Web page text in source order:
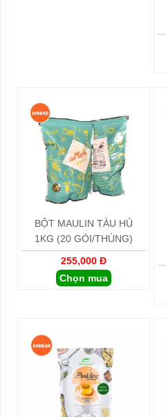
BỘT MAULIN TÀU HỦ
1KG (20 GÓI/THÙNG)
255,000 Đ
Chọn mua